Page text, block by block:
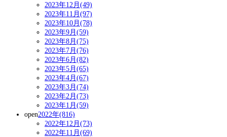
2023年12月(49)
2023年11月(97)
2023年10月(78)
2023年9月(59)
2023年8月(75)
2023年7月(76)
2023年6月(82)
2023年5月(65)
2023年4月(67)
2023年3月(74)
2023年2月(73)
2023年1月(59)
open2022年(816)
2022年12月(73)
2022年11月(69)